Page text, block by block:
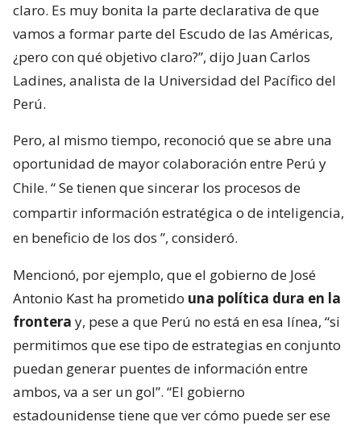
claro. Es muy bonita la parte declarativa de que
vamos a formar parte del Escudo de las Américas,
¿pero con qué objetivo claro?”, dijo Juan Carlos
Ladines, analista de la Universidad del Pacífico del
Perú.
Pero, al mismo tiempo, reconoció que se abre una
oportunidad de mayor colaboración entre Perú y
Chile. “Se tienen que sincerar los procesos de
compartir información estratégica o de inteligencia,
en beneficio de los dos ”, consideró.
Mencionó, por ejemplo, que el gobierno de José
Antonio Kast ha prometido una política dura en la
frontera y, pese a que Perú no está en esa línea, “si
permitimos que ese tipo de estrategias en conjunto
puedan generar puentes de información entre
ambos, va a ser un gol”. “El gobierno
estadounidense tiene que ver cómo puede ser ese